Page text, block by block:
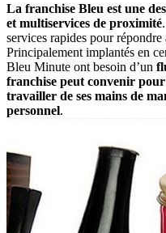
La franchise Bleu est une
et multiservices de proximité
services rapides pour
Principalement implantés en
Bleu Minute ont besoin d’un
franchise peut convenir
travailler de ses mains de
personnel.